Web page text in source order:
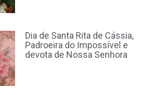
Dia de Santa Rita de Cássia,
Padroeira do Impossível e
devota de Nossa Senhora